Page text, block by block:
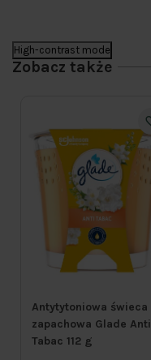
High-contrast mode
Zobacz także
Antytytoniowa świeca
zapachowa Glade Anti
Tabac 112 g